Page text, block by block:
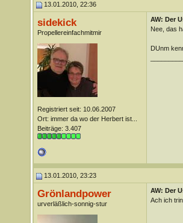
13.01.2010, 22:36
sidekick
Propellereinfachmitmir
Registriert seit: 10.06.2007
Ort: immer da wo der Herbert ist...
Beiträge: 3.407
AW: Der
Nee, das
DUnm
13.01.2010, 23:23
Grönlandpower
urverläßlich-sonnig-stur
AW: Der
Ach ich